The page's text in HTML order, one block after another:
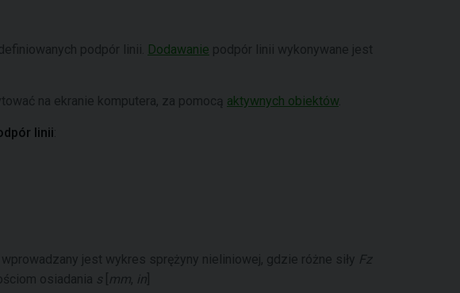
podpór linii. Dodawanie podpór linii wykonywane jest
na ekranie komputera, za pomocą aktywnych obiektów
linii
jest wykres sprężyny nieliniowej, gdzie różne siły Fz
osiadania s mm, in